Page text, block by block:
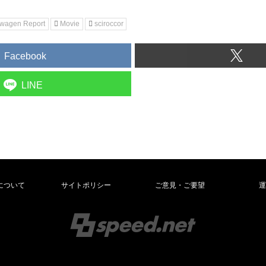
Report Movie sciroccor
Facebook
LINE
ついて サイトポリシー ご意見・ご要望